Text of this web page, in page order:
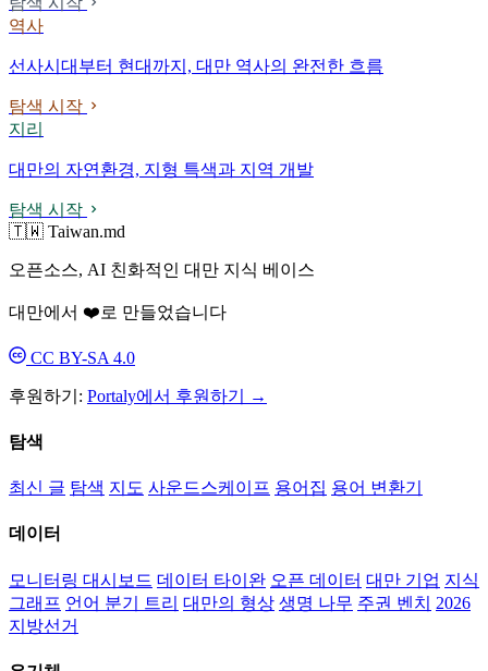
역사
선사시대부터 현대까지, 대만 역사의 완전한 흐름
탐색 시작
지리
대만의 자연환경, 지형 특색과 지역 개발
탐색 시작
🇹🇼 Taiwan.md
오픈소스, AI 친화적인 대만 지식 베이스
대만에서 ❤️로 만들었습니다
CC BY-SA 4.0
후원하기: Portaly에서 후원하기 →
탐색
최신 글 탐색 지도 사운드스케이프 용어집 용어 변환기
데이터
모니터링 대시보드 데이터 타이완 오픈 데이터 대만 기업 지식
그래프 언어 분기 트리 대만의 형상 생명 나무 주권 벤치
2026
지방선거